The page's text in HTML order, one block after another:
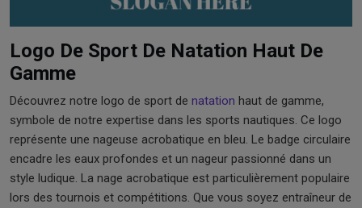
Logo De Sport De Natation Haut De
Gamme
Découvrez notre logo de sport de natation haut de gamme,
symbole de notre expertise dans les sports nautiques. Ce logo
représente une nageuse acrobatique en bleu. Le badge circulaire
encadre les eaux profondes et un nageur passionné dans un
style ludique. La nage acrobatique est particulièrement populaire
lors des tournois et compétitions. Que vous soyez entraîneur de